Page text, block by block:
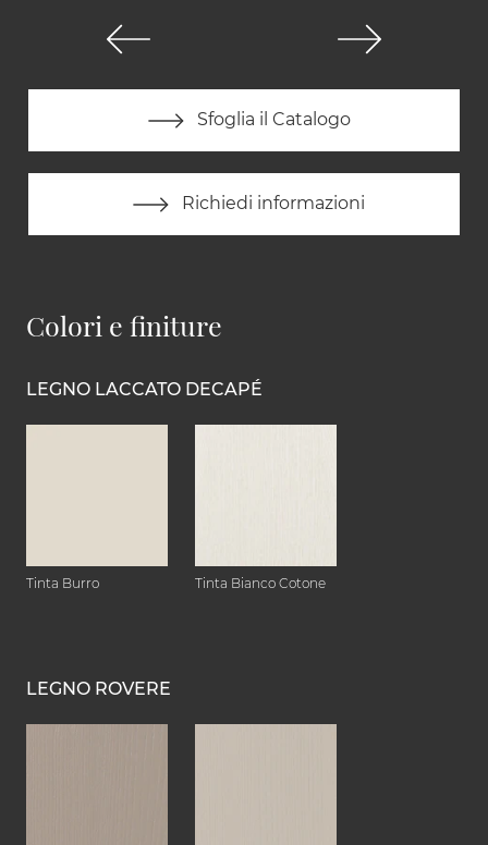
Sfoglia il Catalogo
Richiedi informazioni
Colori e finiture
LEGNO LACCATO DECAPÉ
Tinta Burro Tinta Bianco Cotone
LEGNO ROVERE